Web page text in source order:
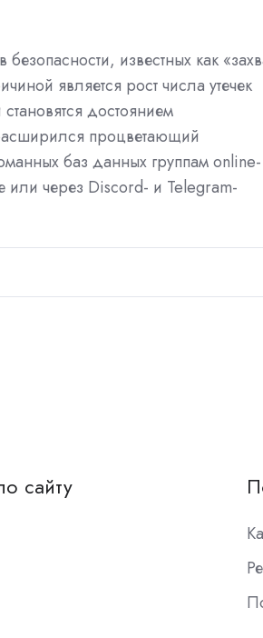
известных как
является рост числа утечек
достоянием
процветающий
баз данных группам online-
через Discord- и Telegram-
сайту